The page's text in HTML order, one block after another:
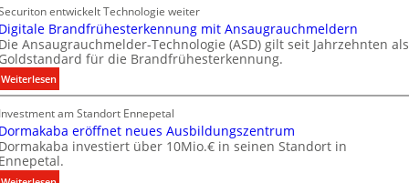
E
n
e
r
g
y
w
i
r
d
e
u
e
r
I
n
v
e
s
t
entwickelt Technologie weiter
Brandfrühesterkennung mit Ansaugrauchmeldern
Ansaugrauchmelder-Technologie (ASD) gilt seit Jahrzehnten als
für die Brandfrühesterkennung.
Weiterlesen:
D
i
g
i
t
am Standort Ennepetal
eröffnet neues Ausbildungszentrum
investiert über 10Mio.€ in seinen Standort in